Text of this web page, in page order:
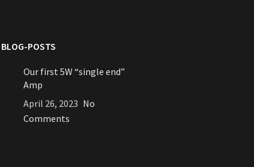
POSTS
Our first 5W “single end”
Amp
April 26, 2023 No
Comments